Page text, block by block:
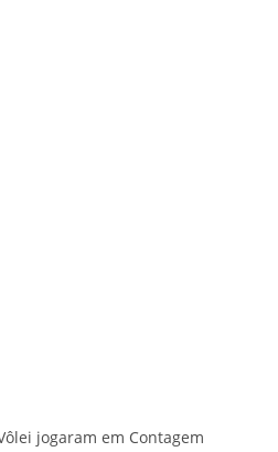
jogaram em Contagem